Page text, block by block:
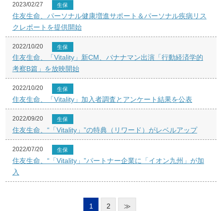
2023/02/27 生保
住友生命、パーソナル健康増進サポート＆パーソナル疾病リス
クレポートを提供開始
2022/10/20 生保
住友生命、「Vitality」新CM、バナナマン出演「行動経済学的
考察B篇」を放映開始
2022/10/20 生保
住友生命、「Vitality」加入者調査とアンケート結果を公表
2022/09/20 生保
住友生命、“「Vitality」”の特典（リワード）がレベルアップ
2022/07/20 生保
住友生命、“「Vitality」”パートナー企業に「イオン九州」が加
入
1 2 ≫